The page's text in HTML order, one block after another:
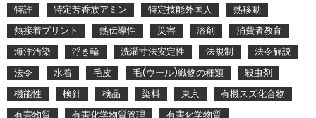
特許
特定芳香族アミン 特定技能外国人
熱移動
熱接着プリント
熱伝導性 災害 溶剤
消費者教育
海洋汚染
浮き輪 洗濯寸法安定性 法規制
法令解説
法令
水着 毛皮 毛(ウール)織物の種類
殺虫剤
機能性
検針 検品 染料 東京
有機スズ化合物
有害物質
有害化学物質管理
有害化学物質